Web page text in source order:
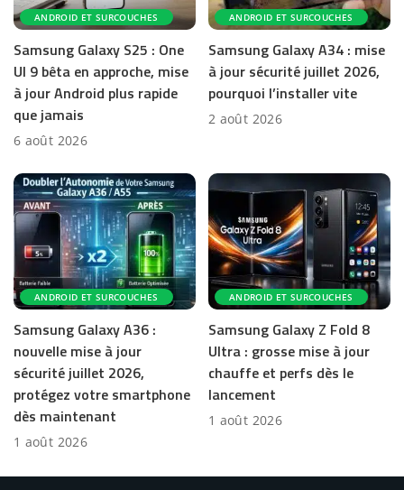
ANDROID ET SURCOUCHES
Samsung Galaxy S25 : One
UI 9 bêta en approche, mise
à jour Android plus rapide
que jamais
6 août 2026
ANDROID ET SURCOUCHES
Samsung Galaxy A34 : mise
à jour sécurité juillet 2026,
pourquoi l’installer vite
2 août 2026
ANDROID ET SURCOUCHES
Samsung Galaxy A36 :
nouvelle mise à jour
sécurité juillet 2026,
protégez votre smartphone
dès maintenant
1 août 2026
ANDROID ET SURCOUCHES
Samsung Galaxy Z Fold 8
Ultra : grosse mise à jour
chauffe et perfs dès le
lancement
1 août 2026